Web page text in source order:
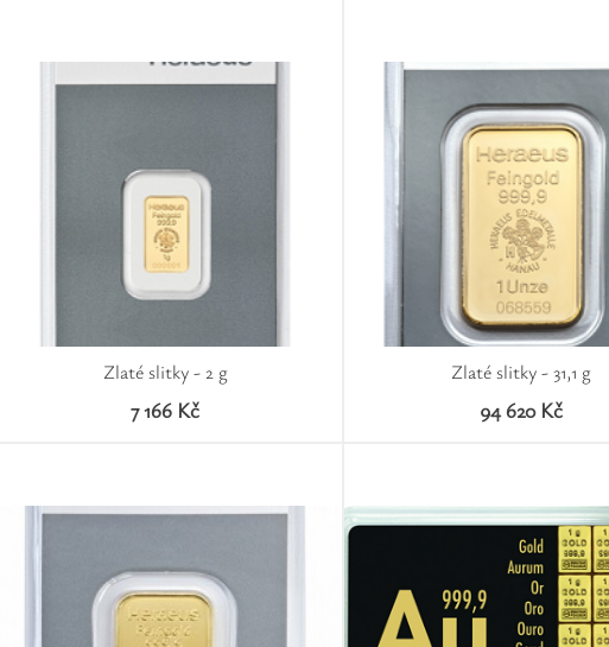
Zlaté slitky - 2 g
7 166 Kč
Zlaté slitky - 31,1 g
94 620 Kč